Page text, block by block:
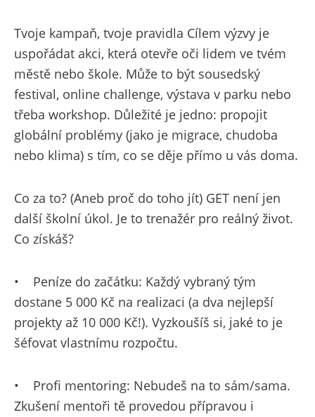
Tvoje kampaň, tvoje pravidla Cílem výzvy je
uspořádat akci, která otevře oči lidem ve tvém
městě nebo škole. Může to být sousedský
festival, online challenge, výstava v parku nebo
třeba workshop. Důležité je jedno: propojit
globální problémy (jako je migrace, chudoba
nebo klima) s tím, co se děje přímo u vás doma.
Co za to? (Aneb proč do toho jít) GET není jen
další školní úkol. Je to trenažér pro reálný život.
Co získáš?
•
Peníze do začátku: Každý vybraný tým
dostane 5 000 Kč na realizaci (a dva nejlepší
projekty až 10 000 Kč!). Vyzkoušíš si, jaké to je
šéfovat vlastnímu rozpočtu.
•
Profi mentoring: Nebudeš na to sám/sama.
Zkušení mentoři tě provedou přípravou i